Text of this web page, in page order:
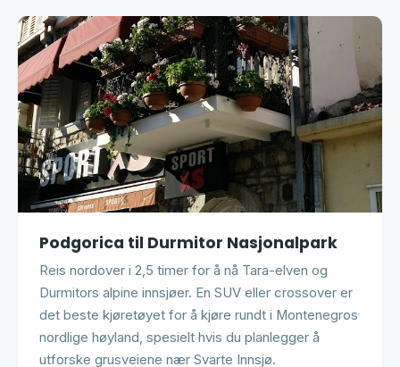
Podgorica til Durmitor Nasjonalpark
Reis nordover i 2,5 timer for å nå Tara-elven og
Durmitors alpine innsjøer. En SUV eller crossover er
det beste kjøretøyet for å kjøre rundt i Montenegros
nordlige høyland, spesielt hvis du planlegger å
utforske grusveiene nær Svarte Innsjø.